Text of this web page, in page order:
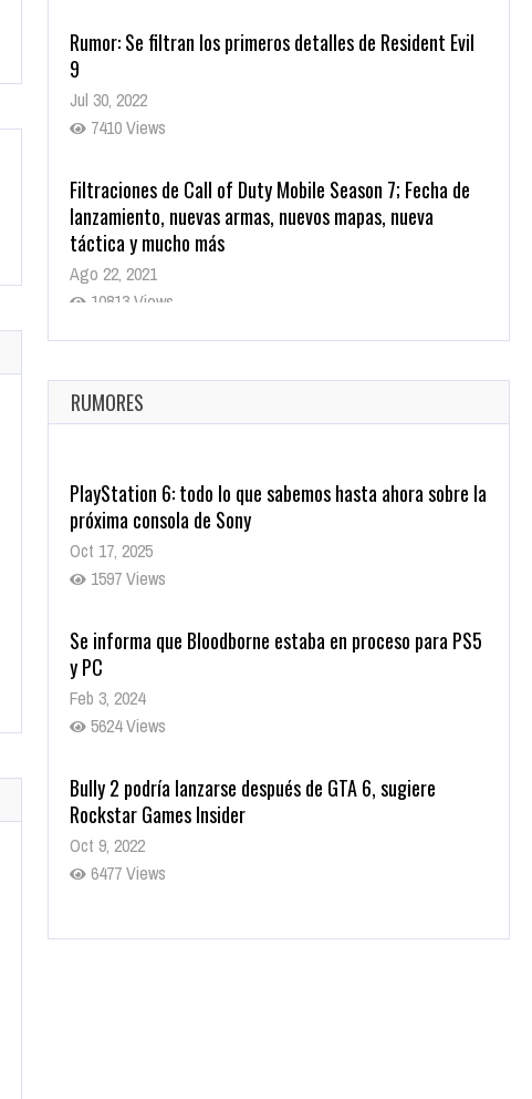
Rumor: Se filtran los primeros detalles de Resident Evil
9
Jul 30, 2022
7410 Views
Filtraciones de Call of Duty Mobile Season 7; Fecha de
lanzamiento, nuevas armas, nuevos mapas, nueva
táctica y mucho más
Ago 22, 2021
10813 Views
La configuración de Call of Duty 2021 aparentemente
Ago 8, 2021
9995 Views
RUMORES
PlayStation 6: todo lo que sabemos hasta ahora sobre la
próxima consola de Sony
Oct 17, 2025
1597 Views
Se informa que Bloodborne estaba en proceso para PS5
y PC
Feb 3, 2024
5624 Views
Bully 2 podría lanzarse después de GTA 6, sugiere
Rockstar Games Insider
Oct 9, 2022
6477 Views
Rumor: Se filtran los primeros detalles de Resident Evil